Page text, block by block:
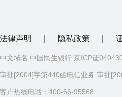
法律声明 隐私政策
中文域名:中国民生银行 京ICP证
审批[2004]字第440函电信业务 审批
客户热线电话：400-66-95568